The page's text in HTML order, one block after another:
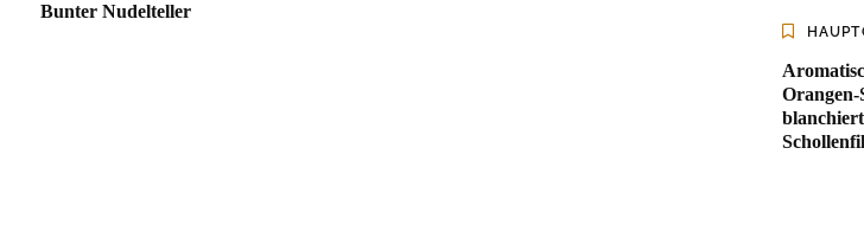
Bunter Nudelteller
Orangen-